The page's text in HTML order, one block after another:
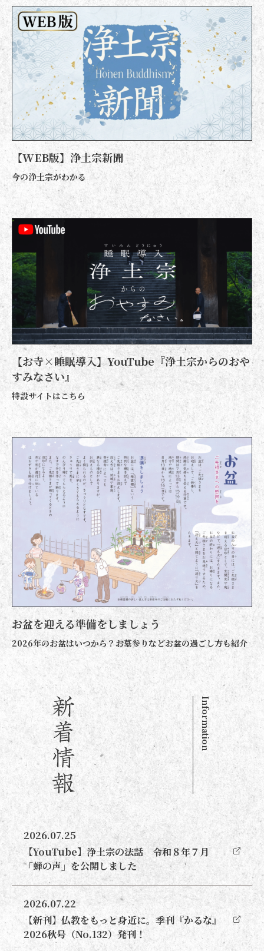
【WEB版】浄土宗新聞
今の浄土宗がわかる
【お寺×睡眠導入】YouTube『浄土宗からのおや
すみなさい』
特設サイトはこちら
お盆を迎える準備をしましょう
2026年のお盆はいつから？お墓参りなどお盆の過ごし方も紹介
Information
【YouTube】浄土宗の法話 令和８年７月
「蝉の声」を公開しました
2026.07.25
【新刊】仏教をもっと身近に。季刊『かるな』
2026秋号（No.132）発刊！
2026.07.22